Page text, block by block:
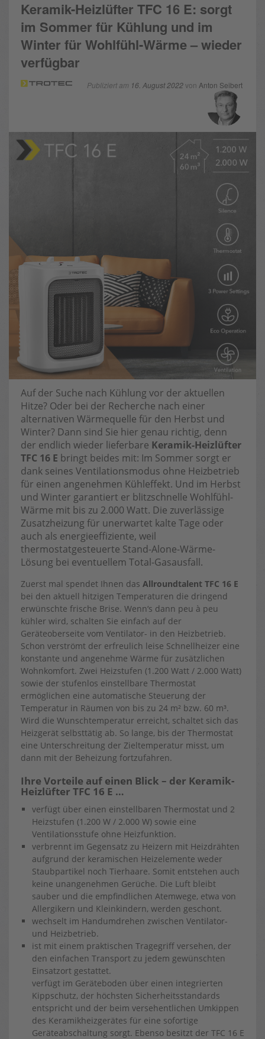
Keramik-Heizlüfter TFC 16 E: sorgt
im Sommer für Kühlung und im
Winter für Wohlfühl-Wärme – wieder
verfügbar
Publiziert am 16. August 2022von Anton Seibert
Auf der Suche nach Kühlung vor der aktuellen
Hitze? Oder bei der Recherche nach einer
alternativen Wärmequelle für den Herbst und
Winter? Dann sind Sie hier genau richtig, denn
der endlich wieder lieferbare Keramik-Heizlüfter
TFC 16 E bringt beides mit: Im Sommer sorgt er
dank seines Ventilationsmodus ohne Heizbetrieb
für einen angenehmen Kühleffekt. Und im Herbst
und Winter garantiert er blitzschnelle Wohlfühl-
Wärme mit bis zu 2.000 Watt. Die zuverlässige
Zusatzheizung für unerwartet kalte Tage oder
auch als energieeffiziente, weil
thermostatgesteuerte Stand-Alone-Wärme-
Lösung bei eventuellem Total-Gasausfall.
Zuerst mal spendet Ihnen das Allroundtalent TFC 16 E
bei den aktuell hitzigen Temperaturen die dringend
erwünschte frische Brise. Wenn‘s dann peu à peu
kühler wird, schalten Sie einfach auf der
Geräteoberseite vom Ventilator- in den Heizbetrieb.
Schon verströmt der erfreulich leise Schnellheizer eine
konstante und angenehme Wärme für zusätzlichen
Wohnkomfort. Zwei Heizstufen (1.200 Watt / 2.000 Watt)
sowie der stufenlos einstellbare Thermostat
ermöglichen eine automatische Steuerung der
Temperatur in Räumen von bis zu 24 m² bzw. 60 m³.
Wird die Wunschtemperatur erreicht, schaltet sich das
Heizgerät selbsttätig ab. So lange, bis der Thermostat
eine Unterschreitung der Zieltemperatur misst, um
dann mit der Beheizung fortzufahren.
Ihre Vorteile auf einen Blick – der Keramik-
Heizlüfter TFC 16 E …
verfügt über einen einstellbaren Thermostat und 2
Heizstufen (1.200 W / 2.000 W) sowie eine
Ventilationsstufe ohne Heizfunktion.
verbrennt im Gegensatz zu Heizern mit Heizdrähten
aufgrund der keramischen Heizelemente weder
Staubpartikel noch Tierhaare. Somit entstehen auch
keine unangenehmen Gerüche. Die Luft bleibt
sauber und die empfindlichen Atemwege, etwa von
Allergikern und Kleinkindern, werden geschont.
wechselt im Handumdrehen zwischen Ventilator-
und Heizbetrieb.
ist mit einem praktischen Tragegriff versehen, der
den einfachen Transport zu jedem gewünschten
Einsatzort gestattet.
verfügt im Geräteboden über einen integrierten
Kippschutz, der höchsten Sicherheitsstandards
entspricht und der beim versehentlichen Umkippen
des Keramikheizgerätes für eine sofortige
Geräteabschaltung sorgt. Ebenso besitzt der TFC 16 E